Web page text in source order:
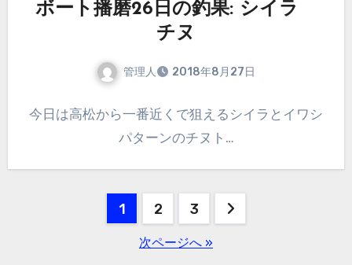
ボート播磨26日の釣果: シイラ
チヌ
管理人 2018年8月27日
今日は高松から一番近くで狙えるシイラとイワシ
パターンのチヌト…
1 2 3
次ページへ »